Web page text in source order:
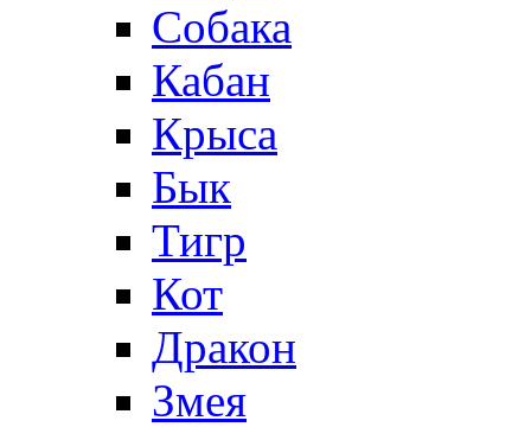
Собака
Кабан
Крыса
Бык
Тигр
Кот
Дракон
Змея